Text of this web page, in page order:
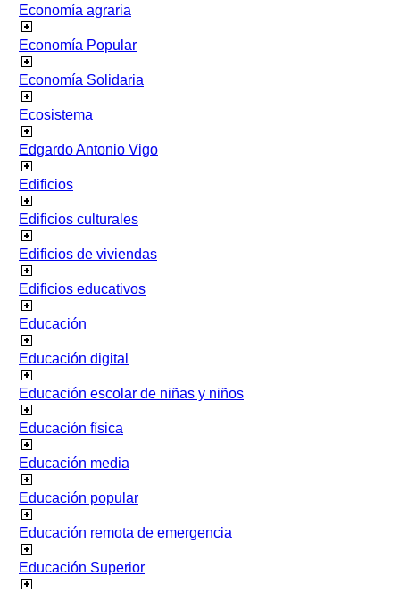
Economía agraria
Economía Popular
Economía Solidaria
Ecosistema
Edgardo Antonio Vigo
Edificios
Edificios culturales
Edificios de viviendas
Edificios educativos
Educación
Educación digital
Educación escolar de niñas y niños
Educación física
Educación media
Educación popular
Educación remota de emergencia
Educación Superior